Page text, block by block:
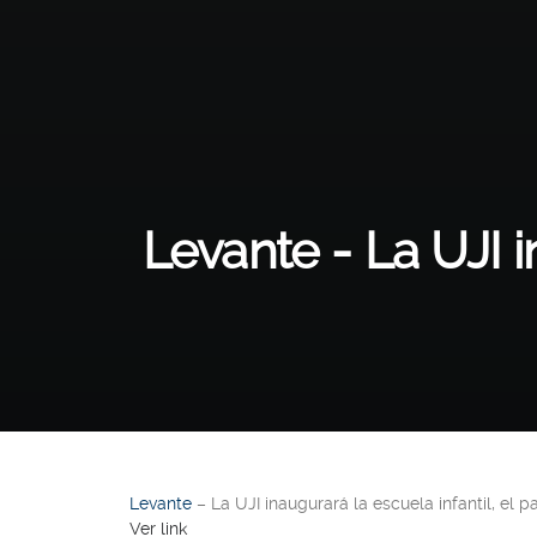
Levante - La UJI
Levante – La UJI inaugurará la escuela infantil, el
Ver link